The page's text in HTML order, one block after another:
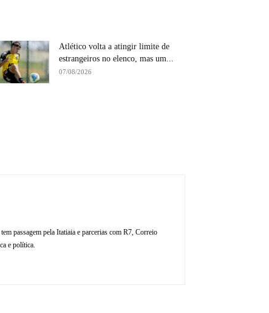
Atlético volta a atingir limite de
estrangeiros no elenco, mas um...
07/08/2026
passagem pela Itatiaia e parcerias com R7, Correio
e política.